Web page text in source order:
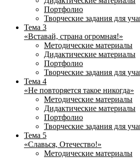
Портфолио
Творческие задания для
Тема 3
«Вставай, страна огромная!»
Методические материалы
Дидактические материалы
Портфолио
Творческие задания для
Тема 4
«Не повторяется такое никогда»
Методические материалы
Дидактические материалы
Портфолио
Творческие задания для
Тема 5
«Славься, Отечество!»
Методические материалы